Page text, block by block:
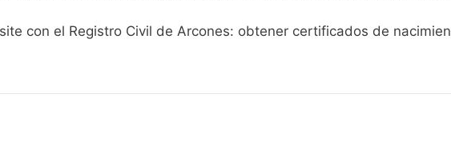
con el Registro Civil de Arcones: obtener certificados de